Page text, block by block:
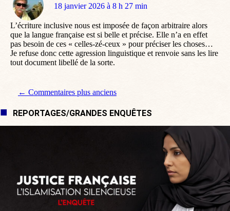
dit
18 janvier 2026 à 8 h 27 min
L’écriture inclusive nous est imposée de façon arbitraire alors
que la langue française est si belle et précise. Elle n’a en effet
pas besoin de ces « celles-zé-ceux » pour préciser les choses…
Je refuse donc cette agression linguistique et renvoie sans les lire
tout document libellé de la sorte.
Navigation de commentaire
← Commentaires plus anciens
REPORTAGES/GRANDES ENQUÊTES